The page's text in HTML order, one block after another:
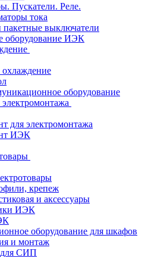
Пускатели. Реле.
тока
выключатели
оборудование ИЭК
оборудование
для электромонтажа
ИЭК
крепеж
и аксессуары
ИЭК
оборудование для шкафов
и монтаж
для СИП